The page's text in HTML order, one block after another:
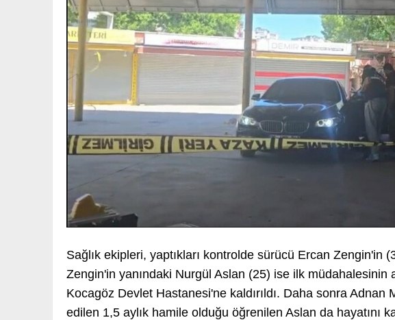
Sağlık ekipleri, yaptıkları kontrolde sürücü Ercan Zengin'in
Zengin'in yanındaki Nurgül Aslan (25) ise ilk müdahalesinin
Kocagöz Devlet Hastanesi'ne kaldırıldı. Daha sonra
edilen 1,5 aylık hamile olduğu öğrenilen Aslan da hayatını